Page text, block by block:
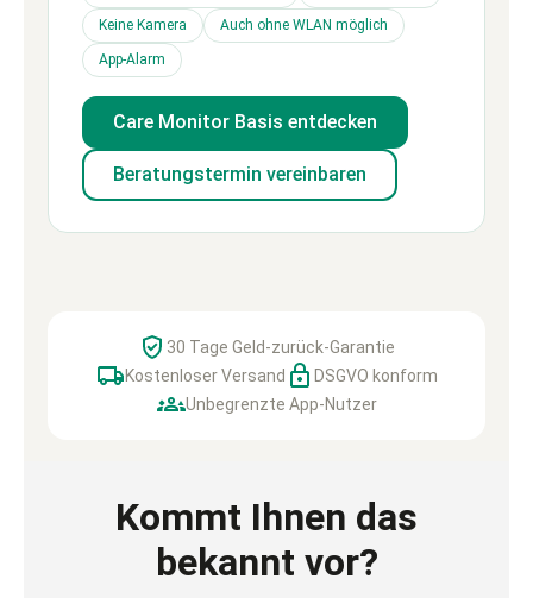
Keine Kamera Auch ohne WLAN möglich
App-Alarm
Care Monitor Basis entdecken
Beratungstermin vereinbaren
30 Tage Geld-zurück-Garantie
Kostenloser Versand
DSGVO konform
Unbegrenzte App-Nutzer
Kommt Ihnen das
bekannt vor?